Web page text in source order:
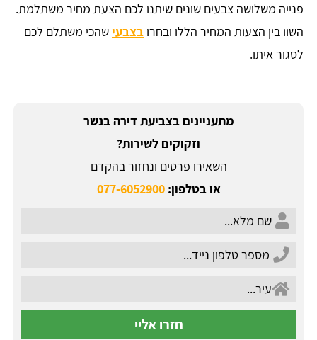
פנייה משלושה צבעים שונים שיתנו לכם הצעת מחיר משתלמת.
השוו בין הצעות המחיר הללו ובחרו בצבעי שהכי משתלם לכם
לסגור איתו.
מתעניינים בצביעת דירה בנשר
וזקוקים לשירות?
השאירו פרטים ונחזור בהקדם
או בטלפון:077-6052900
חזרו אליי